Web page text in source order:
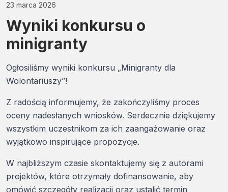
23 marca 2026
Wyniki konkursu o
minigranty
Ogłosiliśmy wyniki konkursu „Minigranty dla
Wolontariuszy”!
Z radością informujemy, że zakończyliśmy proces
oceny nadesłanych wniosków. Serdecznie dziękujemy
wszystkim uczestnikom za ich zaangażowanie oraz
wyjątkowo inspirujące propozycje.
W najbliższym czasie skontaktujemy się z autorami
projektów, które otrzymały dofinansowanie, aby
omówić szczegóły realizacji oraz ustalić termin